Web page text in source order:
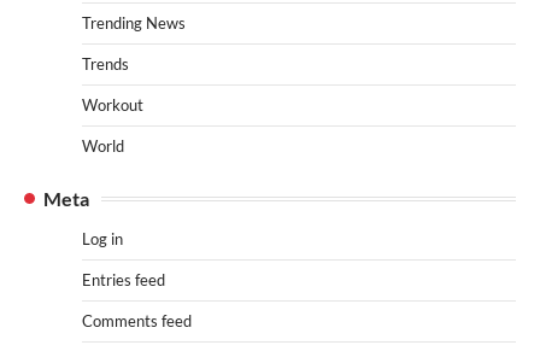
Trending News
Trends
Workout
World
Meta
Log in
Entries feed
Comments feed